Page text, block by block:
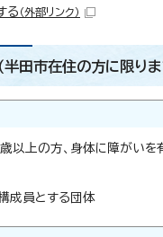
る （外部リンク）
田市在住の方に限りま
以上の方、身体に障がいを
成員とする団体